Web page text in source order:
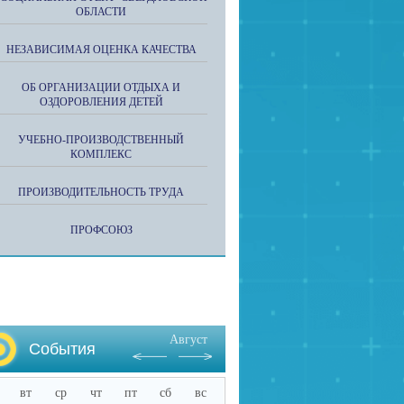
ОБЛАСТИ
НЕЗАВИСИМАЯ ОЦЕНКА КАЧЕСТВА
ОБ ОРГАНИЗАЦИИ ОТДЫХА И
ОЗДОРОВЛЕНИЯ ДЕТЕЙ
УЧЕБНО-ПРОИЗВОДСТВЕННЫЙ
КОМПЛЕКС
ПРОИЗВОДИТЕЛЬНОСТЬ ТРУДА
ПРОФСОЮЗ
События
Август
вт ср чт пт сб вс